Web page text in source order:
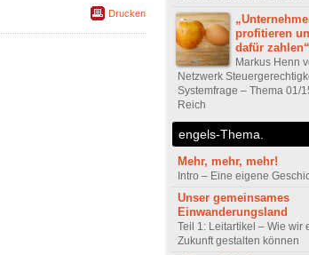
Drucken
profitieren
dafür zahlen“
Markus Henn
Netzwerk
Systemfrage – Thema 01/
Reich
engels-Thema.
Mehr, mehr, mehr!
Intro – Eine eigene
Unser gemeinsames
Einwanderungsland
Teil 1: Leitartikel – Wie wir
Zukunft gestalten können